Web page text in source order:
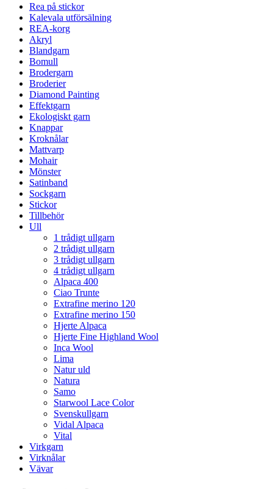
Rea på stickor
Kalevala utförsälning
REA-korg
Akryl
Blandgarn
Bomull
Brodergarn
Broderier
Diamond Painting
Effektgarn
Ekologiskt garn
Knappar
Kroknålar
Mattvarp
Mohair
Mönster
Satinband
Sockgarn
Stickor
Tillbehör
Ull
1 trådigt ullgarn
2 trådigt ullgarn
3 trådigt ullgarn
4 trådigt ullgarn
Alpaca 400
Ciao Trunte
Extrafine merino 120
Extrafine merino 150
Hjerte Alpaca
Hjerte Fine Highland Wool
Inca Wool
Lima
Natur uld
Natura
Samo
Starwool Lace Color
Svenskullgarn
Vidal Alpaca
Vital
Virkgarn
Virknålar
Vävar